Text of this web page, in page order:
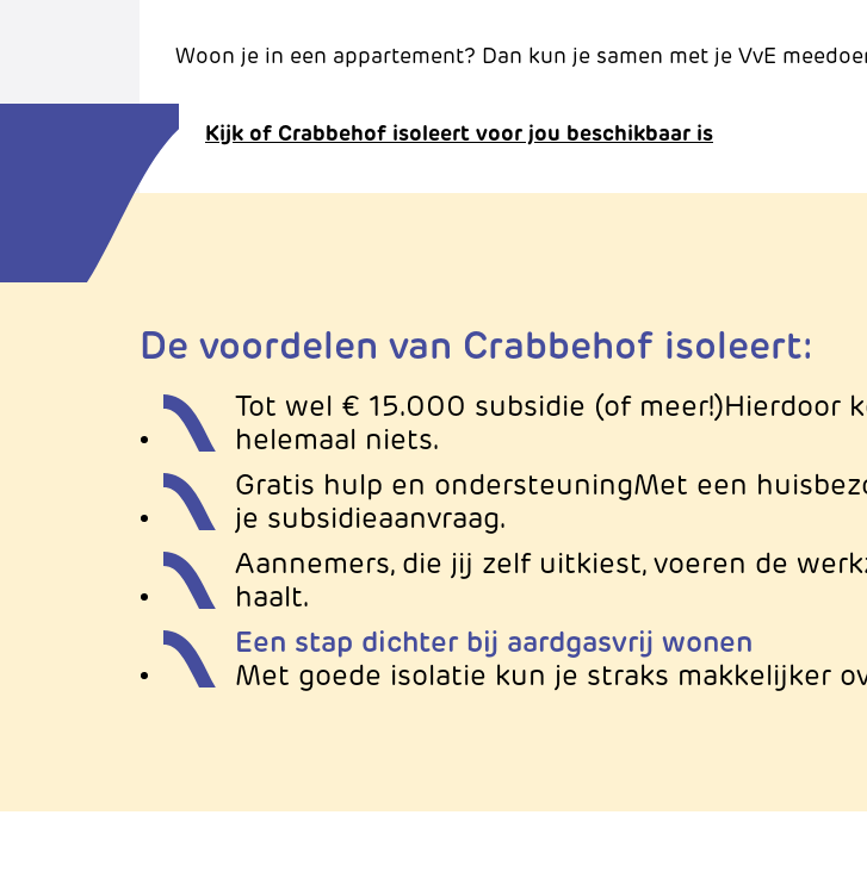
Woon je in een appartement? Dan kun je samen met je VvE
Kijk of Crabbehof isoleert voor jou beschikbaar is
De voordelen van Crabbehof isoleert:
Tot wel € 15.000 subsidie (of meer!)Hierdoor
helemaal niets.
Gratis hulp en ondersteuningMet een
je subsidieaanvraag.
Aannemers, die jij zelf uitkiest, voeren de
haalt.
Een stap dichter bij aardgasvrij wonen
Met goede isolatie kun je straks makkelijker